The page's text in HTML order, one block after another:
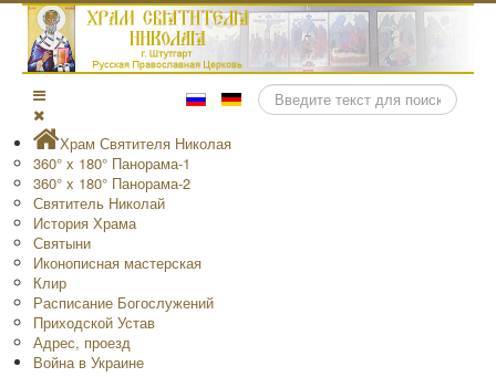
Поиск
Храм Святителя Николая
360° x 180° Панорама-1
360° x 180° Панорама-2
Святитель Николай
История Храма
Святыни
Иконописная мастерская
Клир
Расписание Богослужений
Приходской Устав
Адрес, проезд
Война в Украине